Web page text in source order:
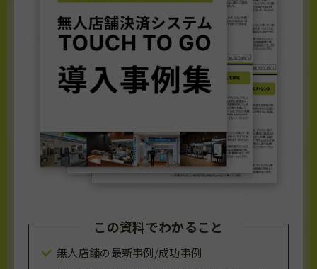
この資料でわかること
無人店舗の最新事例/成功事例